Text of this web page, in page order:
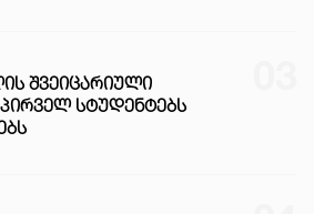
ᲨᲕᲔᲘᲪᲐᲠᲘᲣᲚᲘ
ᲡᲢᲣᲓᲔᲜᲢᲔᲑᲡ